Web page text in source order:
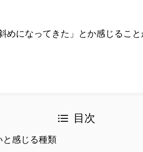
になってきた」とか感じるこ
目次
と感じる種類